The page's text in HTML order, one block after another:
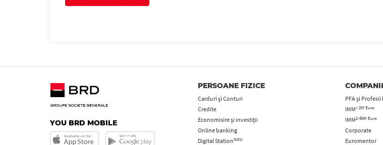
YOU BRD MOBILE
PERSOANE FIZICE
Carduri şi Conturi
Credite
Economisire și investiții
Online banking
Digital StationNOU
COMPANII
PFA şi
IMM< 2M Euro
IMM2-50M Euro
Corporate
Euromentor